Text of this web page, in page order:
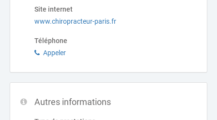
Site internet
www.chiropracteur-paris.fr
Téléphone
Appeler
Autres informations